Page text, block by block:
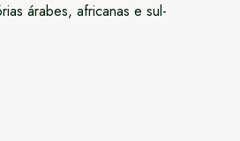
árabes, africanas e sul-